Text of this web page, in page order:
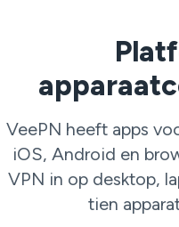
VeePN heeft apps
iOS, Android en
VPN in op desktop,
tien